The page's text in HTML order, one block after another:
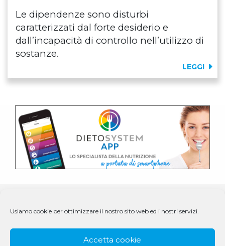
Usiamo cookie per ottimizzare il nostro sito web ed i nostri servizi.
Accetta cookie
Le dipendenze sono disturbi
caratterizzati dal forte desiderio e
dall’incapacità di controllo nell’utilizzo di
sostanze.
LEGGI